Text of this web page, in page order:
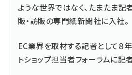
ような世界ではなく、たまたま記
販・訪販の専門紙新聞社に入社。
EC業界を取材する記者として８
トショップ担当者フォーラムに記